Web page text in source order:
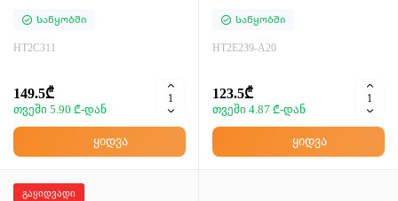
Საწყობში
HT2C311
149.5₾
თვეში 5.90 ₾-დან
ყიდვა
Საწყობში
HT2E239-A20
123.5₾
თვეში 4.87 ₾-დან
ყიდვა
გაყიდვადი